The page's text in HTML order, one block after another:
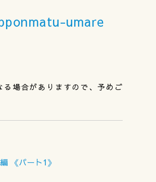
umare
場合がありますので、予めご
《パート1》